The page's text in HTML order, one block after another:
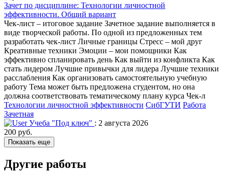
Зачет по дисциплине: Технологии личностной
эффективности. Общий вариант
Чек-лист – итоговое задание Зачетное задание выполняется в
виде творческой работы. По одной из предложенных тем
разработать чек-лист Личные границы Стресс – мой друг
Креативные техники Эмоции – мои помощники Как
эффективно спланировать день Как выйти из конфликта Как
стать лидером Лучшие привычки для лидера Лучшие техники
расслабления Как организовать самостоятельную учебную
работу Тема может быть предложена студентом, но она
должна соответствовать тематическому плану курса Чек-л
Технологии личностной эффективности СибГУТИ Работа
Зачетная
Учеба "Под ключ" : 2 августа 2026
200 руб.
Показать еще
Другие работы